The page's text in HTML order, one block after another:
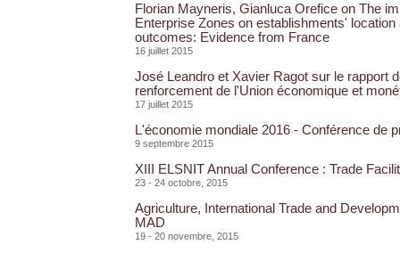
Florian Mayneris, Gianluca Orefice on The
Enterprise Zones on establishments'
outcomes: Evidence from France
16 juillet 2015
José Leandro et Xavier Ragot sur le rapport
renforcement de l'Union économique et
17 juillet 2015
L'économie mondiale 2016 - Conférence de
9 septembre 2015
XIII ELSNIT Annual Conference : Trade
23 - 24 octobre, 2015
Agriculture, International Trade and
MAD
19 - 20 novembre, 2015